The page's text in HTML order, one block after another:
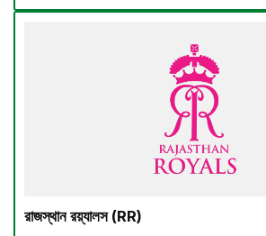
রাজস্থান রয়্যালস (RR)